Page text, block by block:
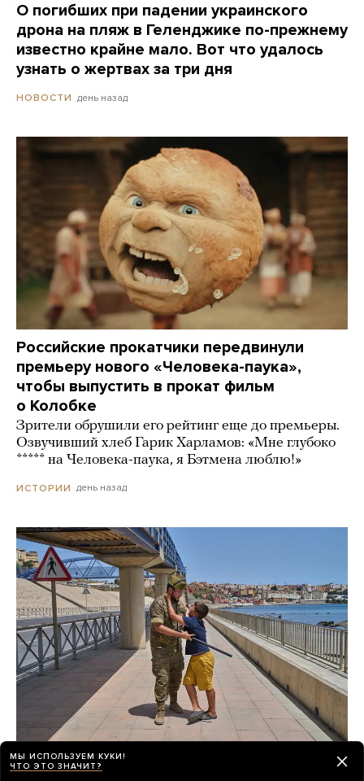
О погибших при падении украинского
дрона на пляж в Геленджике по-прежнему
известно крайне мало. Вот что удалось
узнать о жертвах за три дня
НОВОСТИ день назад
Российские прокатчики передвинули
премьеру нового «Человека-паука»,
чтобы выпустить в прокат фильм
о Колобке
Зрители обрушили его рейтинг еще до премьеры.
Озвучивший хлеб Гарик Харламов: «Мне глубоко
***** на Человека-паука, я Бэтмена люблю!»
ИСТОРИИ день назад
После миграционного кризиса
МЫ ИСПОЛЬЗУЕМ КУКИ!
ЧТО ЭТО ЗНАЧИТ?